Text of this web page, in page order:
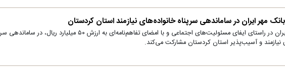
مهر ایران در ساماندهی سرپناه خانواده‌های نیازمند استان کردستان
بانک مهر ایران در راستای ایفای مسئولیت‌های اجتماعی و با امضای تفاهم‌نامه‌ای به ارزش ۵۰ میلیارد ریال، در
نیازمند و آسیب‌پذیر استان کردستان مشارکت می‌کند.